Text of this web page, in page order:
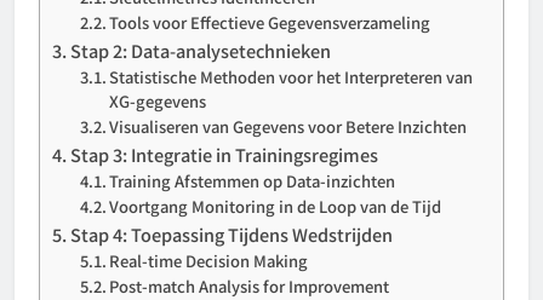
Tools voor Effectieve Gegevensverzameling
Stap 2: Data-analysetechnieken
Statistische Methoden voor het Interpreteren van
XG-gegevens
Visualiseren van Gegevens voor Betere Inzichten
Stap 3: Integratie in Trainingsregimes
Training Afstemmen op Data-inzichten
Voortgang Monitoring in de Loop van de Tijd
Stap 4: Toepassing Tijdens Wedstrijden
Real-time Decision Making
Post-match Analysis for Improvement